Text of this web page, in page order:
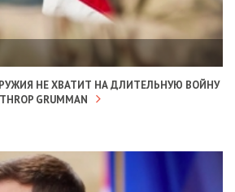
НЕ ХВАТИТ НА ДЛИТЕЛЬНУЮ ВОЙНУ
GRUMMAN